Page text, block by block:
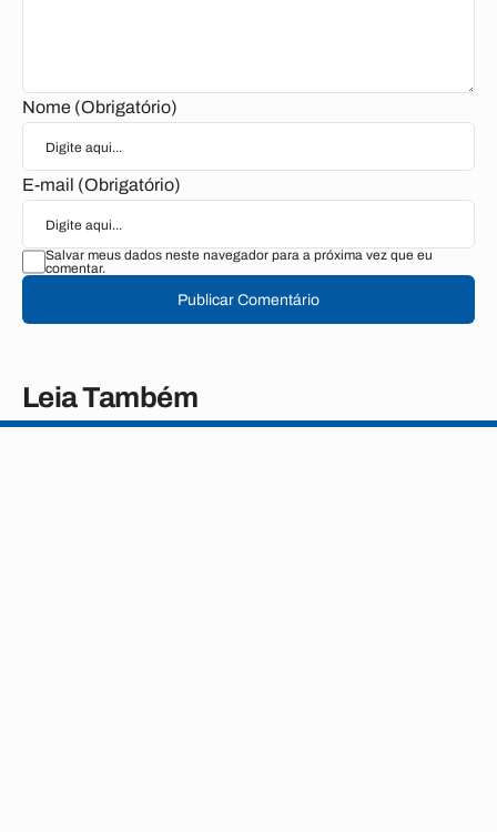
Nome (Obrigatório)
E-mail (Obrigatório)
Salvar meus dados neste navegador para a próxima vez que eu
comentar.
Publicar Comentário
Leia Também